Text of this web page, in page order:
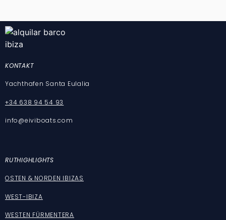
KONTAKT
Yachthafen Santa Eulalia
+34 638 94 54 93
info@eiviboats.com
RUTHIGHLIGHTS
OSTEN & NORDEN IBIZAS
WEST-IBIZA
WESTEN FÜRMENTERA